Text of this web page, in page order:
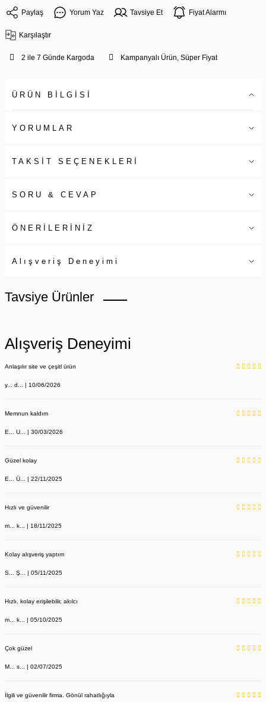
Paylaş Yorum Yaz Tavsiye Et Fiyat Alarmı
Karşılaştır
2 ile 7 Günde Kargoda Kampanyalı Ürün, Süper Fiyat
ÜRÜN BİLGİSİ
YORUMLAR
TAKSİT SEÇENEKLERİ
SORU & CEVAP
ÖNERİLERİNİZ
Alışveriş Deneyimi
Tavsiye Ürünler
Alışveriş Deneyimi
Anlaşılır site ve çeşitl ürün
y... d... | 10/06/2026
Memnun kaldım
E... U... | 30/03/2026
Güzel kolay
E... Ü... | 22/11/2025
Hızlı ve güvenilir
m... k... | 18/11/2025
Kolay alışveriş yaptım
S... Ş... | 05/11/2025
Hızlı, kolay erişilebilir, akılcı
m... k... | 05/10/2025
Çok güzel
M... s... | 02/07/2025
İlgili ve güvenilir firma. Gönül rahatlığıyla